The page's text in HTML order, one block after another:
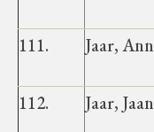
111.
Jaar, Ann
112.
Jaar, Jaan